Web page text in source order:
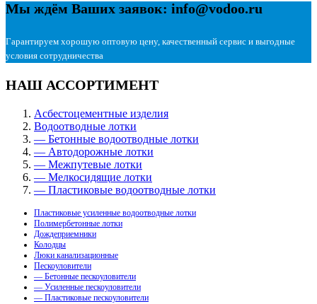
Мы ждём Ваших заявок: info@vodoo.ru
Гарантируем хорошую оптовую цену, качественный сервис и выгодные
условия сотрудничества
НАШ АССОРТИМЕНТ
Асбестоцементные изделия
Водоотводные лотки
— Бетонные водоотводные лотки
— Автодорожные лотки
— Межпутевые лотки
— Мелкосидящие лотки
— Пластиковые водоотводные лотки
Пластиковые усиленные водоотводные лотки
Полимербетонные лотки
Дождеприемники
Колодцы
Люки канализационные
Пескоуловители
— Бетонные пескоуловители
— Усиленные пескоуловители
— Пластиковые пескоуловители